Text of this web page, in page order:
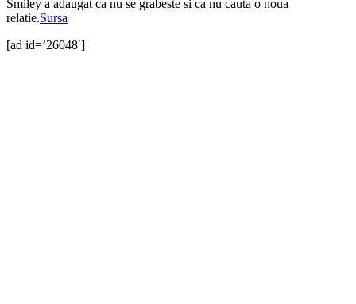
Smiley a adaugat ca nu se grabeste si ca nu cauta o noua
relatie.Sursa
[ad id=’26048′]